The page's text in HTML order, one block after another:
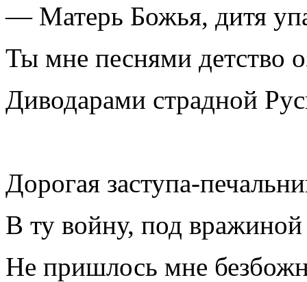
— Матерь Божья, дитя
Ты мне песнями детство
Диводарами страдной
Дорогая заступа-
В ту войну, под
Не пришлось мне